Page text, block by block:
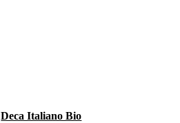
Deca Italiano Bio